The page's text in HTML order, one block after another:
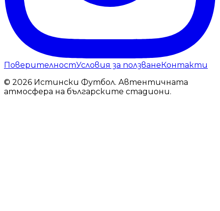
ПоверителностУсловия за ползванеКонтакти
© 2026 Истински Футбол. Автентичната
атмосфера на българските стадиони.